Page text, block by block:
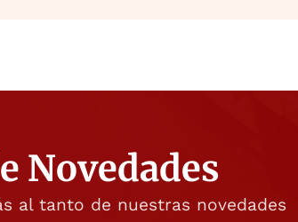
Novedades
al tanto de nuestras novedades